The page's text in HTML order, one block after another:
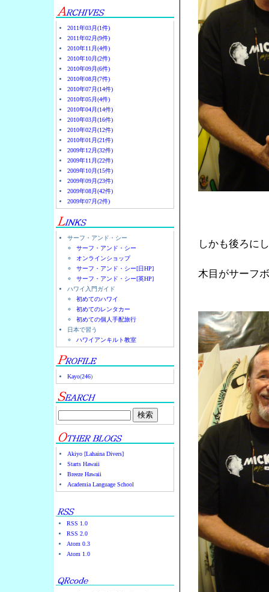
2011年03月(1件)
2011年02月(9件)
2010年11月(4件)
2010年10月(2件)
2010年09月(6件)
2010年08月(7件)
2010年07月(14件)
2010年05月(4件)
2010年04月(14件)
2010年03月(16件)
2010年02月(12件)
2010年01月(21件)
2009年12月(32件)
2009年11月(22件)
2009年10月(15件)
2009年09月(23件)
2009年08月(42件)
2009年07月(2件)
サーフ・アンド・シー
サーフ・アンド・シー
オンラインショップ
サーフ・アンド・シー[日HP]
サーフ・アンド・シー[英HP]
ハワイ入門ガイド
初めてのハワイ
初めてのレンタカー
初めての個人手配旅行
日本で習う
ハワイアンキルト教室
Kayo(246)
Akiyo [Lahaina Divers]
Starts Hawaii
Breeze Hawaii
Academia Language School
RSS 1.0
RSS 2.0
Atom 0.3
Atom 1.0
しかも後ろに
木目がサーフ